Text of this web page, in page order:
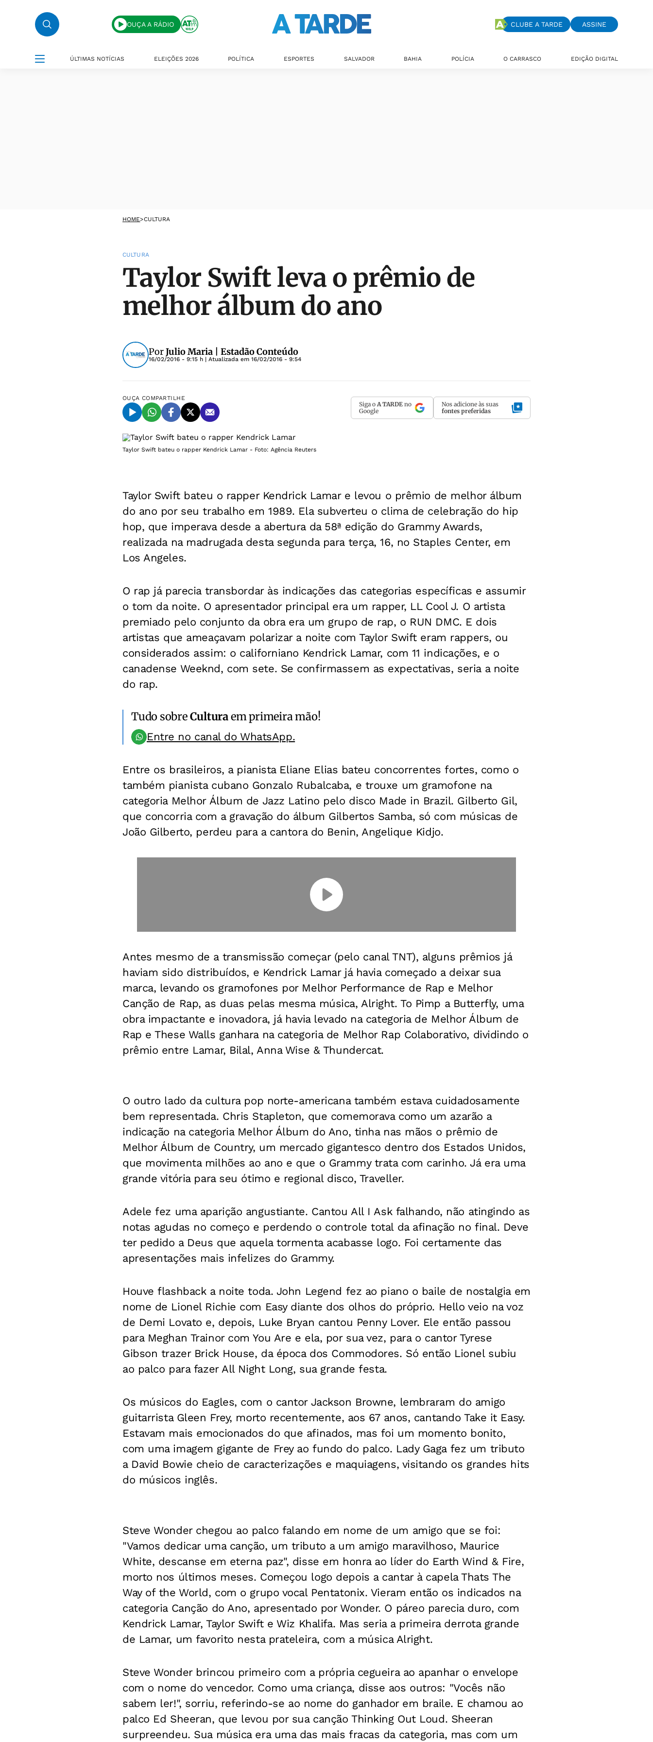
OUÇA A RÁDIO CLUBE A TARDE ASSINE
ÚLTIMAS NOTÍCIAS ELEIÇÕES 2026 POLÍTICA ESPORTES SALVADOR BAHIA POLÍCIA O CARRASCO EDIÇÃO DIGITAL
HOME>CULTURA
CULTURA
Taylor Swift leva o prêmio de
melhor álbum do ano
PorJulio Maria | Estadão Conteúdo
16/02/2016 - 9:15 h | Atualizada em 16/02/2016 - 9:54
OUÇA COMPARTILHE
Siga o A TARDE no
Google
Nos adicione às suas
fontes preferidas
Taylor Swift bateu o rapper Kendrick Lamar - Foto: Agência Reuters
Taylor Swift bateu o rapper Kendrick Lamar e levou o prêmio de melhor álbum
do ano por seu trabalho em 1989. Ela subverteu o clima de celebração do hip
hop, que imperava desde a abertura da 58ª edição do Grammy Awards,
realizada na madrugada desta segunda para terça, 16, no Staples Center, em
Los Angeles.
O rap já parecia transbordar às indicações das categorias específicas e assumir
o tom da noite. O apresentador principal era um rapper, LL Cool J. O artista
premiado pelo conjunto da obra era um grupo de rap, o RUN DMC. E dois
artistas que ameaçavam polarizar a noite com Taylor Swift eram rappers, ou
considerados assim: o californiano Kendrick Lamar, com 11 indicações, e o
canadense Weeknd, com sete. Se confirmassem as expectativas, seria a noite
do rap.
Tudo sobreCulturaem primeira mão!
Entre no canal do WhatsApp.
Entre os brasileiros, a pianista Eliane Elias bateu concorrentes fortes, como o
também pianista cubano Gonzalo Rubalcaba, e trouxe um gramofone na
categoria Melhor Álbum de Jazz Latino pelo disco Made in Brazil. Gilberto Gil,
que concorria com a gravação do álbum Gilbertos Samba, só com músicas de
João Gilberto, perdeu para a cantora do Benin, Angelique Kidjo.
Antes mesmo de a transmissão começar (pelo canal TNT), alguns prêmios já
haviam sido distribuídos, e Kendrick Lamar já havia começado a deixar sua
marca, levando os gramofones por Melhor Performance de Rap e Melhor
Canção de Rap, as duas pelas mesma música, Alright. To Pimp a Butterfly, uma
obra impactante e inovadora, já havia levado na categoria de Melhor Álbum de
Rap e These Walls ganhara na categoria de Melhor Rap Colaborativo, dividindo o
prêmio entre Lamar, Bilal, Anna Wise & Thundercat.
O outro lado da cultura pop norte-americana também estava cuidadosamente
bem representada. Chris Stapleton, que comemorava como um azarão a
indicação na categoria Melhor Álbum do Ano, tinha nas mãos o prêmio de
Melhor Álbum de Country, um mercado gigantesco dentro dos Estados Unidos,
que movimenta milhões ao ano e que o Grammy trata com carinho. Já era uma
grande vitória para seu ótimo e regional disco, Traveller.
Adele fez uma aparição angustiante. Cantou All I Ask falhando, não atingindo as
notas agudas no começo e perdendo o controle total da afinação no final. Deve
ter pedido a Deus que aquela tormenta acabasse logo. Foi certamente das
apresentações mais infelizes do Grammy.
Houve flashback a noite toda. John Legend fez ao piano o baile de nostalgia em
nome de Lionel Richie com Easy diante dos olhos do próprio. Hello veio na voz
de Demi Lovato e, depois, Luke Bryan cantou Penny Lover. Ele então passou
para Meghan Trainor com You Are e ela, por sua vez, para o cantor Tyrese
Gibson trazer Brick House, da época dos Commodores. Só então Lionel subiu
ao palco para fazer All Night Long, sua grande festa.
Os músicos do Eagles, com o cantor Jackson Browne, lembraram do amigo
guitarrista Gleen Frey, morto recentemente, aos 67 anos, cantando Take it Easy.
Estavam mais emocionados do que afinados, mas foi um momento bonito,
com uma imagem gigante de Frey ao fundo do palco. Lady Gaga fez um tributo
a David Bowie cheio de caracterizações e maquiagens, visitando os grandes hits
do músicos inglês.
Steve Wonder chegou ao palco falando em nome de um amigo que se foi:
"Vamos dedicar uma canção, um tributo a um amigo maravilhoso, Maurice
White, descanse em eterna paz", disse em honra ao líder do Earth Wind & Fire,
morto nos últimos meses. Começou logo depois a cantar à capela Thats The
Way of the World, com o grupo vocal Pentatonix. Vieram então os indicados na
categoria Canção do Ano, apresentado por Wonder. O páreo parecia duro, com
Kendrick Lamar, Taylor Swift e Wiz Khalifa. Mas seria a primeira derrota grande
de Lamar, um favorito nesta prateleira, com a música Alright.
Steve Wonder brincou primeiro com a própria cegueira ao apanhar o envelope
com o nome do vencedor. Como uma criança, disse aos outros: "Vocês não
sabem ler!", sorriu, referindo-se ao nome do ganhador em braile. E chamou ao
palco Ed Sheeran, que levou por sua canção Thinking Out Loud. Sheeran
surpreendeu. Sua música era uma das mais fracas da categoria, mas com um